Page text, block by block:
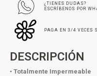
¿TIENES DUDAS?
ESCRÍBENOS POR
PAGA EN 3/4 VECES
DESCRIPCIÓN
• Totalmente Impermeable